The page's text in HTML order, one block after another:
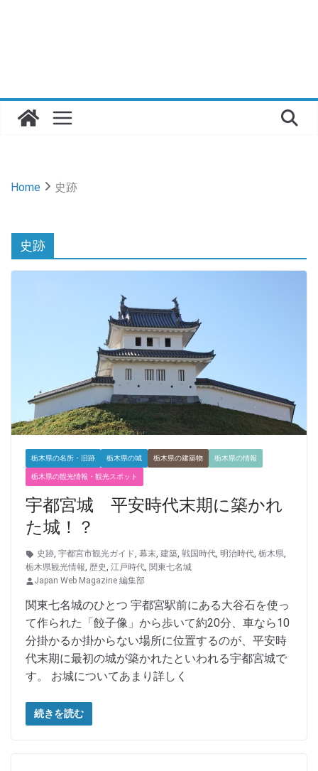
Home 史跡
史跡
栃木県の名所・旧跡 栃木県の城 栃木県の建築物 栃木県の情報
栃木県の観光情報・観光スポット
宇都宮城 平安時代末期に築かれ
た城！？
史跡, 宇都宮市観光ガイド, 幕末, 建築, 戦国時代, 明治時代, 栃木県,
栃木県観光情報, 歴史, 江戸時代, 関東七名城
Japan Web Magazine 編集部
関東七名城のひとつ 宇都宮駅前にある大谷石を使っ
て作られた「餃子像」から歩いて約20分、車なら10
分掛かるか掛からない場所に位置するのが、平安時
代末期に最初の城が築かれたといわれる宇都宮城で
す。 お城についてあまり詳しく
続きを読む